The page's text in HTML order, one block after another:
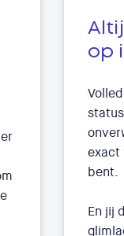
op
exact
bent.
En jij